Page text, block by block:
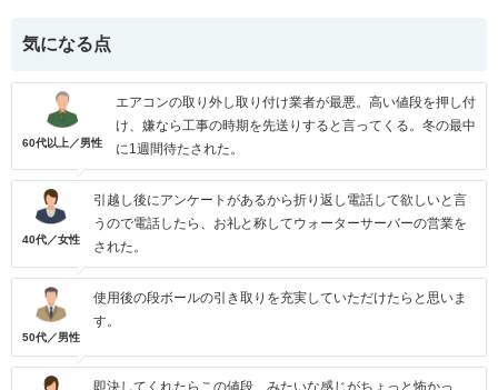
気になる点
60代以上／男性
エアコンの取り外し取り付け業者が最悪。高い値段を押し付
け、嫌なら工事の時期を先送りすると言ってくる。冬の最中
に1週間待たされた。
40代／女性
引越し後にアンケートがあるから折り返し電話して欲しいと言
うので電話したら、お礼と称してウォーターサーバーの営業を
された。
50代／男性
使用後の段ボールの引き取りを充実していただけたらと思いま
す。